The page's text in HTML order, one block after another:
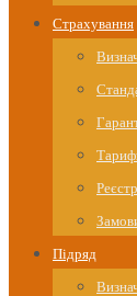
Страхування
Реєстр
Підряд